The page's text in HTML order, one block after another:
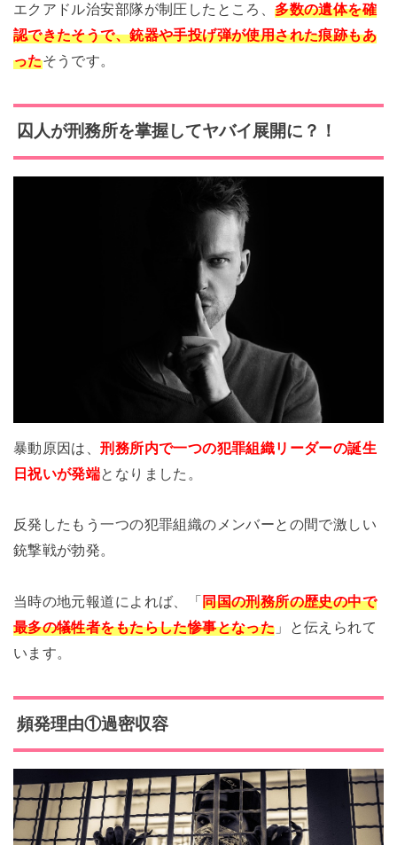
エクアドル治安部隊が制圧したところ、多数の遺体を確
認できたそうで、銃器や手投げ弾が使用された痕跡もあ
ったそうです。
囚人が刑務所を掌握してヤバイ展開に？！
暴動原因は、刑務所内で一つの犯罪組織リーダーの誕生
日祝いが発端となりました。
反発したもう一つの犯罪組織のメンバーとの間で激しい
銃撃戦が勃発。
当時の地元報道によれば、「 同国の刑務所の歴史の中で
最多の犠牲者をもたらした惨事となった 」と伝えられて
います。
頻発理由①過密収容